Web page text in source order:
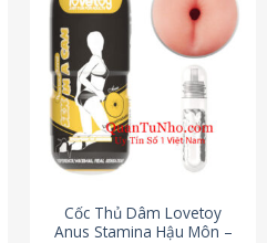
Cốc Thủ Dâm Lovetoy
Anus Stamina Hậu Môn –